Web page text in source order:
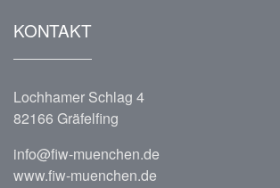
KONTAKT
Lochhamer Schlag 4
82166 Gräfelfing
info@fiw-muenchen.de
www.fiw-muenchen.de